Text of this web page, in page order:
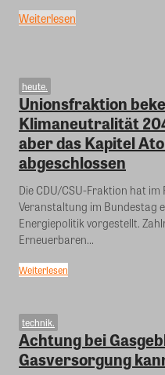
Weiterlesen
heute.
Unionsfraktion
Klimaneutralität
aber das Kapitel
abgeschlossen
Die CDU/CSU-Fraktion hat
Veranstaltung im Bundestag
Energiepolitik vorgestellt.
Erneuerbaren...
Weiterlesen
technik.
Achtung bei
Gasversorgung